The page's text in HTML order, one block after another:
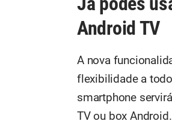
Android TV
A nova
flexibilidade a
smartphone
TV ou box Android.